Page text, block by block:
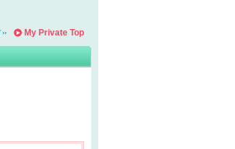
My Private Top